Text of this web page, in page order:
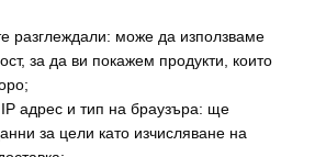
разглеждали: може да използваме
за да ви покажем продукти, които
адрес и тип на браузъра: ще
за цели като изчисляване на